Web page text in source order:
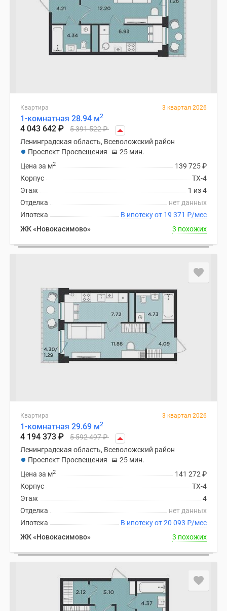
Квартира 3 квартал 2026
1-комнатная 28.94 м2
4 043 642 ₽ 5 391 522₽
Ленинградская область, Всеволожский район
Проспект Просвещения
25 мин.
139 725₽
Цена за м2
ТХ-4
Корпус
1 из 4
Этаж
нет данных
Отделка
В ипотеку от 19 371 ₽/мес
Ипотека
ЖК «Новокасимово»
3 похожих
Квартира 3 квартал 2026
1-комнатная 29.69 м2
4 194 373 ₽ 5 592 497₽
Ленинградская область, Всеволожский район
Проспект Просвещения
25 мин.
141 272 ₽
Цена за м2
ТХ-4
Корпус
4
Этаж
нет данных
Отделка
В ипотеку от 20 093 ₽/мес
Ипотека
ЖК «Новокасимово»
3 похожих